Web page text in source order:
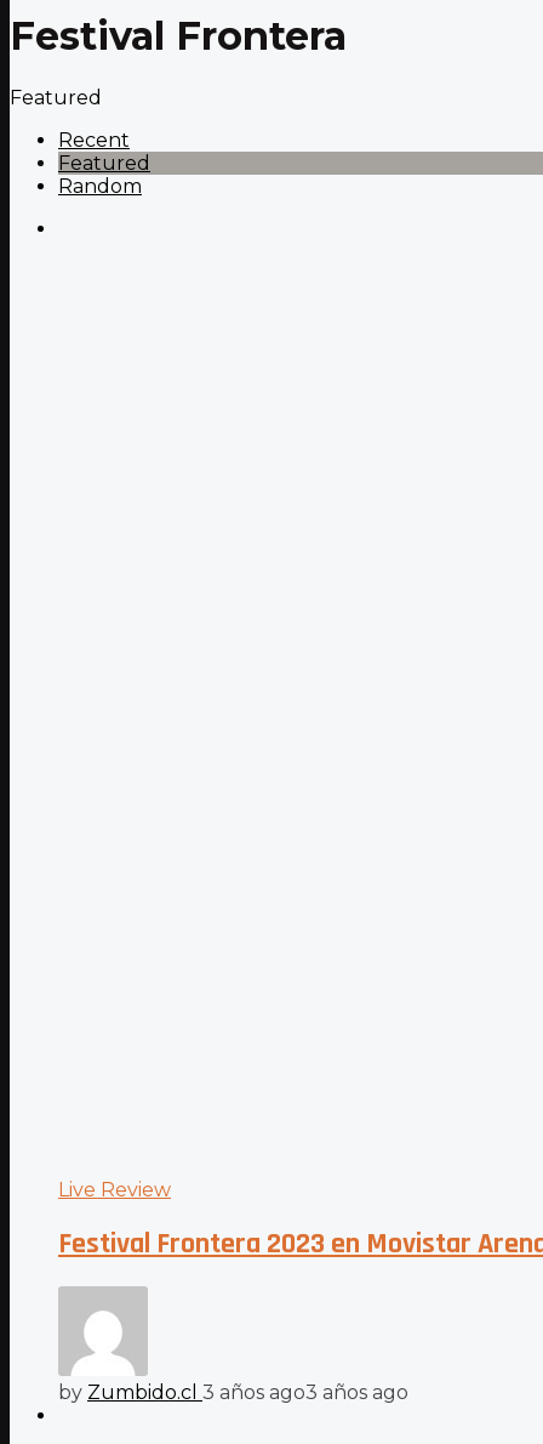
Festival Frontera
Featured
Recent
Featured
Random
Live Review
Festival Frontera 2023 en Movistar
by Zumbido.cl 3 años ago3 años ago